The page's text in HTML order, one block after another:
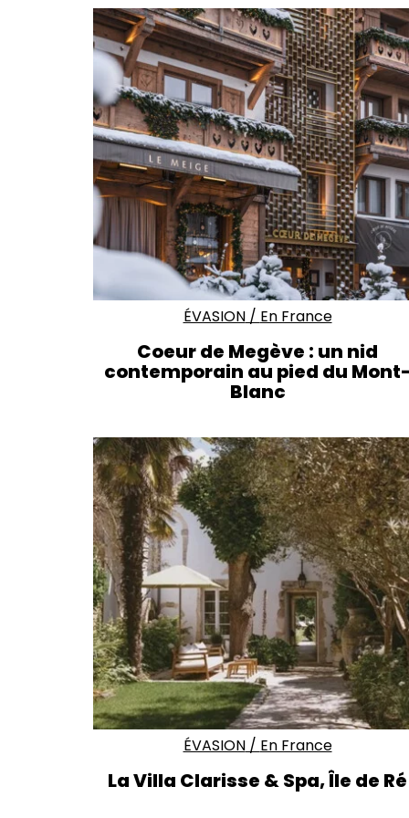
ÉVASION/ En France
Coeur de Megève : un nid
contemporain au pied du Mont-
Blanc
ÉVASION/ En France
La Villa Clarisse & Spa, Île de Ré